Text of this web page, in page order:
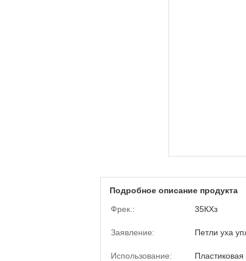
Подробное описание продукта
Фрек.:
35КХз
Заявление: Петли уха
Использование: Пластиковая